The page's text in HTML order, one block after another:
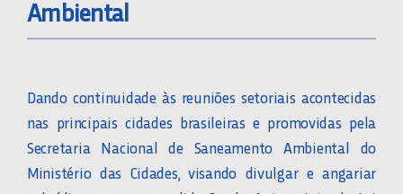
Ambiental
Dando continuidade às reuniões setoriais acontecidas
nas principais cidades brasileiras e promovidas pela
Secretaria Nacional de Saneamento Ambiental do
Ministério das Cidades, visando divulgar e angariar